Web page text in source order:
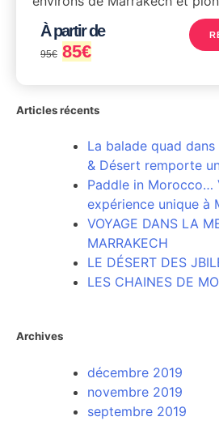
À partir de
95€ 85€
Articles récents
La balade quad
& Désert remporte
Paddle in Morocco…
expérience unique à
VOYAGE DANS LA
MARRAKECH
LE DÉSERT DES
LES CHAINES DE
Archives
décembre 2019
novembre 2019
septembre 2019